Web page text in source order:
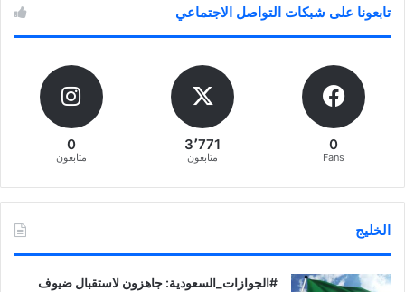
تابعونا على شبكات التواصل الاجتماعي
0
Fans
3٬771
متابعون
0
متابعون
الخليج
‏‎#الجوازات_السعودية: جاهزون لاستقبال ضيوف